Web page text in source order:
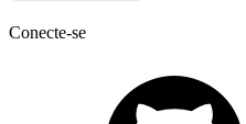
Conecte-se